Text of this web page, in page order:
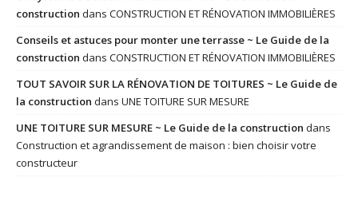
construction dans CONSTRUCTION ET RÉNOVATION IMMOBILIÈRES
Conseils et astuces pour monter une terrasse ~ Le Guide de la
construction dans CONSTRUCTION ET RÉNOVATION IMMOBILIÈRES
TOUT SAVOIR SUR LA RÉNOVATION DE TOITURES ~ Le Guide de
la construction dans UNE TOITURE SUR MESURE
UNE TOITURE SUR MESURE ~ Le Guide de la construction dans
Construction et agrandissement de maison : bien choisir votre
constructeur